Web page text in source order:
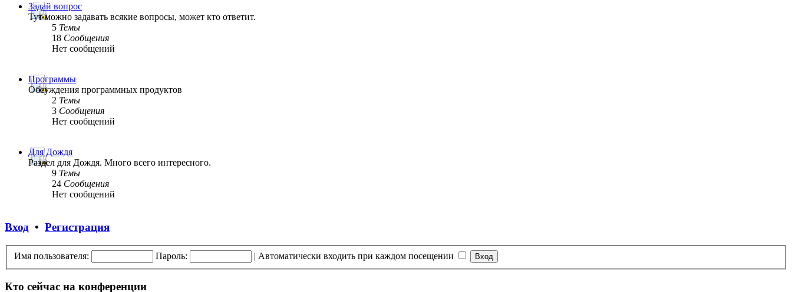
Задай вопрос
Тут можно задавать всякие вопросы, может кто ответит.
5 Темы
18 Сообщения
Нет сообщений
Программы
Обсуждения программных продуктов
2 Темы
3 Сообщения
Нет сообщений
Для Дождя
Раздел для Дождя. Много всего интересного.
9 Темы
24 Сообщения
Нет сообщений
Вход • Регистрация
Имя пользователя: Пароль: | Автоматически входить при каждом посещении
Кто сейчас на конференции